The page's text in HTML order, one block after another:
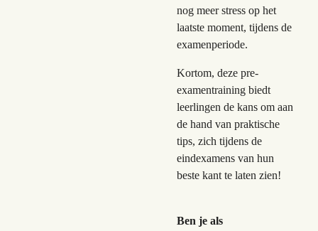
nog meer stress op het
laatste moment, tijdens de
examenperiode.
Kortom, deze pre-
examentraining biedt
leerlingen de kans om aan
de hand van praktische
tips, zich tijdens de
eindexamens van hun
beste kant te laten zien!
Ben je als